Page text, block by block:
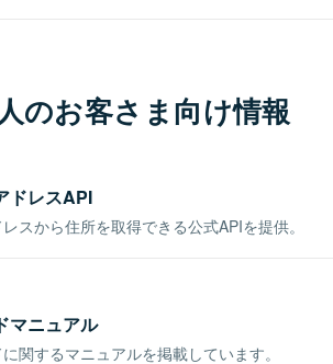
のお客さま向け情報
ドレスAPI
スから住所を取得できる公式APIを提供。
マニュアル
関するマニュアルを掲載しています。